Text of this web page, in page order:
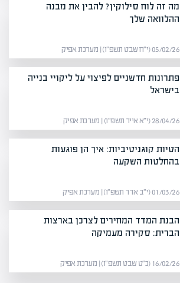
מה זה לוח סילוקין? להבין את מבנה
ההלוואה שלך
05/02/26 (י״ח שבט תשפ״ו) | מערכת אפיק
פתרונות חדשניים לפיצוי על ליקויי בנייה
בישראל
28/04/26 (י״א אייר תשפ״ו) | מערכת אפיק
הטיות קוגניטיביות: איך הן פוגעות
בהחלטות השקעה
01/03/26 (י״ב אדר תשפ״ו) | מערכת אפיק
הבנת המדד המחירים לצרכן בארצות
הברית: סקירה מעמיקה
16/02/26 (כ״ט שבט תשפ״ו) | מערכת אפיק